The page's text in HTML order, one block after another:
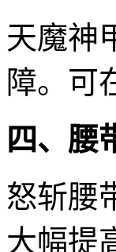
天魔神
障。可
四、腰
怒斩腰
大幅提